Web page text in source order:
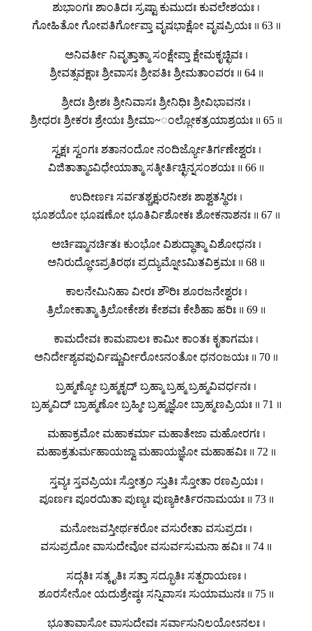
ಶುಭಾಂಗಃ ಶಾಂತಿದಃ ಸ್ರಷ್ಟಾ ಕುಮುದಃ ಕುವಲೇಶಯಃ ।
ಗೋಹಿತೋ ಗೋಪತಿರ್ಗೋಪ್ತಾ ವೃಷಭಾಕ್ಷೋ ವೃಷಪ್ರಿಯಃ ॥ 63 ॥
ಅನಿವರ್ತೀ ನಿವೃತ್ತಾತ್ಮಾ ಸಂಕ್ಷೇಪ್ತಾ ಕ್ಷೇಮಕೃಚ್ಛಿವಃ ।
ಶ್ರೀವತ್ಸವಕ್ಷಾಃ ಶ್ರೀವಾಸಃ ಶ್ರೀಪತಿಃ ಶ್ರೀಮತಾಂವರಃ ॥ 64 ॥
ಶ್ರೀದಃ ಶ್ರೀಶಃ ಶ್ರೀನಿವಾಸಃ ಶ್ರೀನಿಧಿಃ ಶ್ರೀವಿಭಾವನಃ ।
ಶ್ರೀಧರಃ ಶ್ರೀಕರಃ ಶ್ರೇಯಃ ಶ್ರೀಮಾ~ಂಲ್ಲೋಕತ್ರಯಾಶ್ರಯಃ ॥ 65 ॥
ಸ್ವಕ್ಷಃ ಸ್ವಂಗಃ ಶತಾನಂದೋ ನಂದಿರ್ಜ್ಯೋತಿರ್ಗಣೇಶ್ವರಃ ।
ವಿಜಿತಾತ್ಮಾಽವಿಧೇಯಾತ್ಮಾ ಸತ್ಕೀರ್ತಿಚ್ಛಿನ್ನಸಂಶಯಃ ॥ 66 ॥
ಉದೀರ್ಣಃ ಸರ್ವತಶ್ಚಕ್ಷುರನೀಶಃ ಶಾಶ್ವತಸ್ಥಿರಃ ।
ಭೂಶಯೋ ಭೂಷಣೋ ಭೂತಿರ್ವಿಶೋಕಃ ಶೋಕನಾಶನಃ ॥ 67 ॥
ಅರ್ಚಿಷ್ಮಾನರ್ಚಿತಃ ಕುಂಭೋ ವಿಶುದ್ಧಾತ್ಮಾ ವಿಶೋಧನಃ ।
ಅನಿರುದ್ಧೋಽಪ್ರತಿರಥಃ ಪ್ರದ್ಯುಮ್ನೋಽಮಿತವಿಕ್ರಮಃ ॥ 68 ॥
ಕಾಲನೇಮಿನಿಹಾ ವೀರಃ ಶೌರಿಃ ಶೂರಜನೇಶ್ವರಃ ।
ತ್ರಿಲೋಕಾತ್ಮಾ ತ್ರಿಲೋಕೇಶಃ ಕೇಶವಃ ಕೇಶಿಹಾ ಹರಿಃ ॥ 69 ॥
ಕಾಮದೇವಃ ಕಾಮಪಾಲಃ ಕಾಮೀ ಕಾಂತಃ ಕೃತಾಗಮಃ ।
ಅನಿರ್ದೇಶ್ಯವಪುರ್ವಿಷ್ಣುರ್ವೀರೋಽನಂತೋ ಧನಂಜಯಃ ॥ 70 ॥
ಬ್ರಹ್ಮಣ್ಯೋ ಬ್ರಹ್ಮಕೃದ್ ಬ್ರಹ್ಮಾ ಬ್ರಹ್ಮ ಬ್ರಹ್ಮವಿವರ್ಧನಃ ।
ಬ್ರಹ್ಮವಿದ್ ಬ್ರಾಹ್ಮಣೋ ಬ್ರಹ್ಮೀ ಬ್ರಹ್ಮಜ್ಞೋ ಬ್ರಾಹ್ಮಣಪ್ರಿಯಃ ॥ 71 ॥
ಮಹಾಕ್ರಮೋ ಮಹಾಕರ್ಮಾ ಮಹಾತೇಜಾ ಮಹೋರಗಃ ।
ಮಹಾಕ್ರತುರ್ಮಹಾಯಜ್ವಾ ಮಹಾಯಜ್ಞೋ ಮಹಾಹವಿಃ ॥ 72 ॥
ಸ್ತವ್ಯಃ ಸ್ತವಪ್ರಿಯಃ ಸ್ತೋತ್ರಂ ಸ್ತುತಿಃ ಸ್ತೋತಾ ರಣಪ್ರಿಯಃ ।
ಪೂರ್ಣಃ ಪೂರಯಿತಾ ಪುಣ್ಯಃ ಪುಣ್ಯಕೀರ್ತಿರನಾಮಯಃ ॥ 73 ॥
ಮನೋಜವಸ್ತೀರ್ಥಕರೋ ವಸುರೇತಾ ವಸುಪ್ರದಃ ।
ವಸುಪ್ರದೋ ವಾಸುದೇವೋ ವಸುರ್ವಸುಮನಾ ಹವಿಃ ॥ 74 ॥
ಸದ್ಗತಿಃ ಸತ್ಕೃತಿಃ ಸತ್ತಾ ಸದ್ಭೂತಿಃ ಸತ್ಪರಾಯಣಃ ।
ಶೂರಸೇನೋ ಯದುಶ್ರೇಷ್ಠಃ ಸನ್ನಿವಾಸಃ ಸುಯಾಮುನಃ ॥ 75 ॥
ಭೂತಾವಾಸೋ ವಾಸುದೇವಃ ಸರ್ವಾಸುನಿಲಯೋಽನಲಃ ।